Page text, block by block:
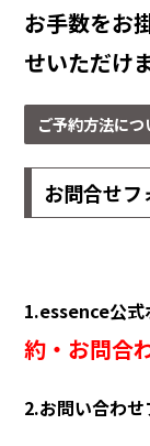
お手数をお
せいただけ
ご予約方法につ
お問合せフ
1.essence公式
約・お問合
2.お問い合わ